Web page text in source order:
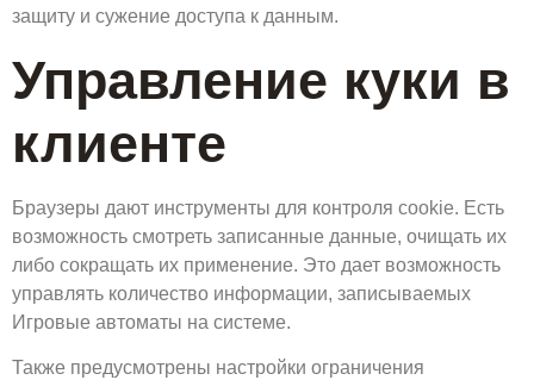
защиту и сужение доступа к данным.
Управление куки в
клиенте
Браузеры дают инструменты для контроля cookie. Есть
возможность смотреть записанные данные, очищать их
либо сокращать их применение. Это дает возможность
управлять количество информации, записываемых
Игровые автоматы на системе.
Также предусмотрены настройки ограничения